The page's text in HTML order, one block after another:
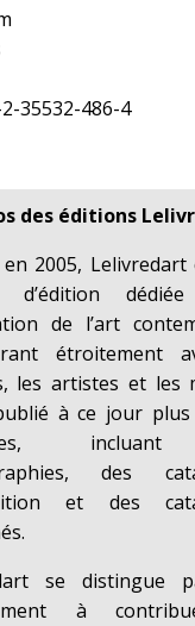
35532-486-4
des éditions
en 2005, Lelivredart
d’édition
de l’art
étroitement
les artistes et les
à ce jour plus
des
et des
se distingue
à